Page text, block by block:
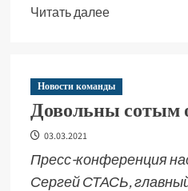
Читать далее
Новости команды
Довольны сотым
03.03.2021
Пресс-конференция
Сергей СТАСЬ,